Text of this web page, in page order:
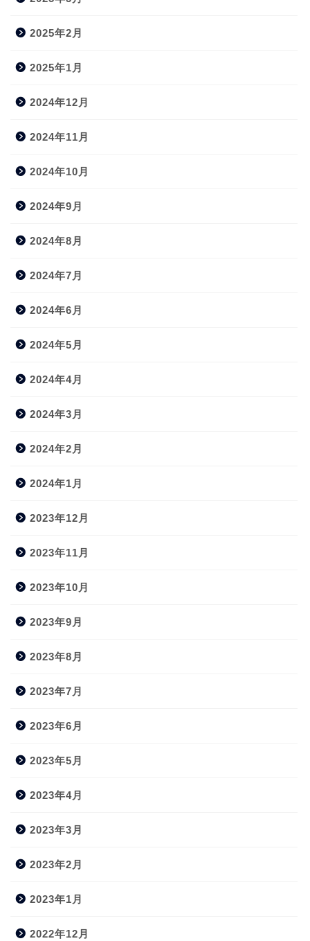
2025年2月
2025年1月
2024年12月
2024年11月
2024年10月
2024年9月
2024年8月
2024年7月
2024年6月
2024年5月
2024年4月
2024年3月
2024年2月
2024年1月
2023年12月
2023年11月
2023年10月
2023年9月
2023年8月
2023年7月
2023年6月
2023年5月
2023年4月
2023年3月
2023年2月
2023年1月
2022年12月